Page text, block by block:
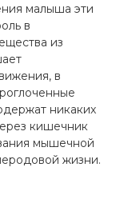
малыша эти
в
из
в
никаких
кишечник
мышечной
жизни.